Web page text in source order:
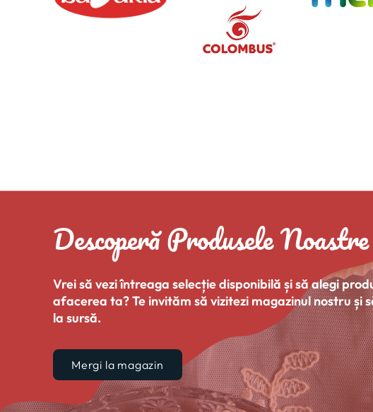
Descoperă Produsele
Vrei să vezi întreaga selecție disponibilă și să alegi
afacerea ta? Te invităm să vizitezi magazinul nostru și
la sursă.
Mergi la magazin